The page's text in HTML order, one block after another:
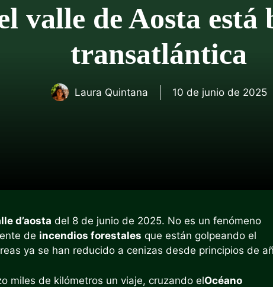
valle de Aosta
transatlántica
Laura Quintana 10 de junio de 2025
d’aosta del 8 de junio de 2025. No es un fenómeno
de incendios forestales que están golpeando el
ya se han reducido a cenizas desde principios de
miles de kilómetros un viaje, cruzando elOcéano